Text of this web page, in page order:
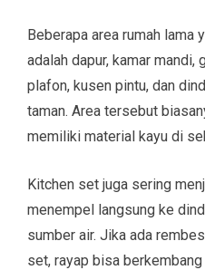
Beberapa area rumah lama
adalah dapur, kamar mandi,
plafon, kusen pintu, dan
taman. Area tersebut
memiliki material kayu di
Kitchen set juga sering
menempel langsung ke
sumber air. Jika ada
set, rayap bisa